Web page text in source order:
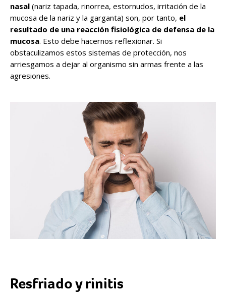
nasal (nariz tapada, rinorrea, estornudos, irritación de la
mucosa de la nariz y la garganta) son, por tanto, el
resultado de una reacción fisiológica de defensa de la
mucosa. Esto debe hacernos reflexionar. Si
obstaculizamos estos sistemas de protección, nos
arriesgamos a dejar al organismo sin armas frente a las
agresiones.
Resfriado y rinitis